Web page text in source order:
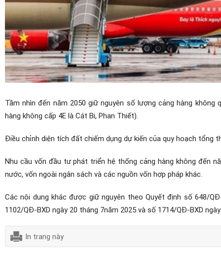
Tầm nhìn đến năm 2050 giữ nguyên số lượng cảng hàng
hàng không cấp 4E là Cát Bi, Phan Thiết).
Điều chỉnh diện tích đất chiếm dụng dự kiến của quy hoạch tổng
Nhu cầu vốn đầu tư phát triển hệ thống cảng hàng không đến
nước, vốn ngoài ngân sách và các nguồn vốn hợp pháp khác.
Các nội dung khác được giữ nguyên theo Quyết định số 648/
1102/QĐ-BXD ngày 20 tháng 7năm 2025 và số 1714/QĐ-BXD
In trang này